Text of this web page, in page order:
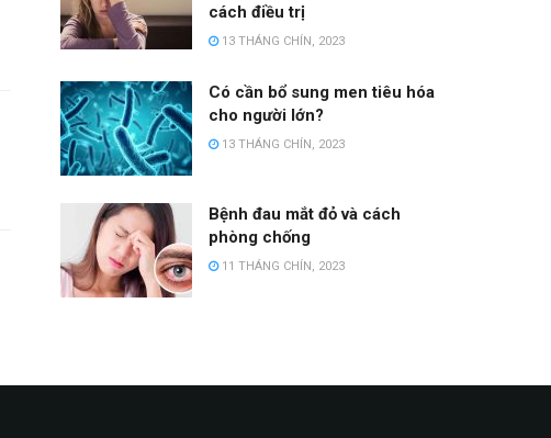
cách điều trị
13 THÁNG CHÍN, 2023
Có cần bổ sung men tiêu hóa
cho người lớn?
13 THÁNG CHÍN, 2023
Bệnh đau mắt đỏ và cách
phòng chống
11 THÁNG CHÍN, 2023